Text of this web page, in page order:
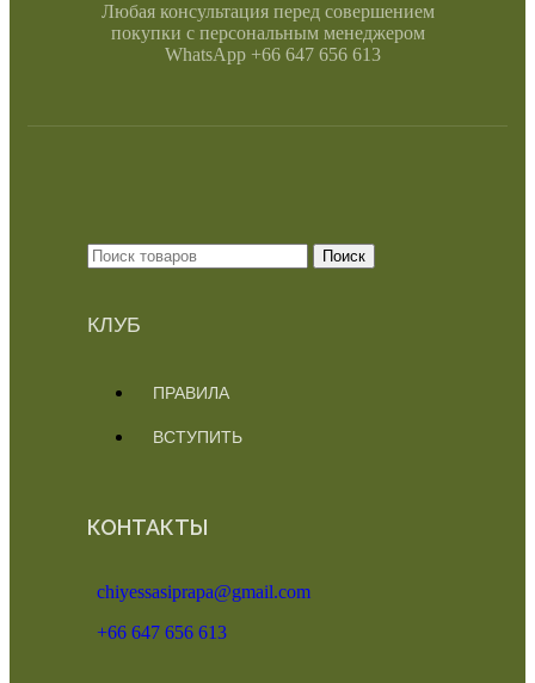
Любая консультация перед совершением
покупки с персональным менеджером
WhatsApp +66 647 656 613
Поиск
КЛУБ
ПРАВИЛА
ВСТУПИТЬ
КОНТАКТЫ
chiyessasiprapa@gmail.com
+66 647 656 613